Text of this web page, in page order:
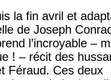
la fin avril et
de Joseph
l’incroyable –
! – récit des
Féraud. Ces deux